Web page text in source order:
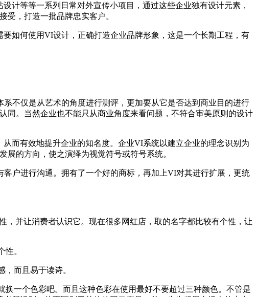
计等等一系列日常对外宣传小项目，通过这些企业独有设计元素，
受，打造一批品牌忠实客户。
如何使用VI设计，正确打造企业品牌形象，这是一个长期工程，有
不仅是从艺术的角度进行测评，更加要从它是否达到商业目的进行
同。当然企业也不能只从商业角度来看问题，不符合审美原则的设计
而有效地提升企业的知名度。企业VI系统以建立企业的理念识别为
的方向，使之演绎为视觉符号或符号系统。
户进行沟通。拥有了一个好的商标，再加上VI对其进行扩展，更统
并让消费者认识它。现在很多网红店，取的名字都比较有个性，让
。
而且易于读诗。
一个色彩吧。而且这种色彩在使用最好不要超过三种颜色。不管是